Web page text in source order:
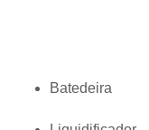
Batedeira